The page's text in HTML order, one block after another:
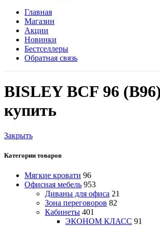
Главная
Магазин
Акции
Новинки
Бестселлеры
Обратная связь
BISLEY BCF 96
купить
Закрыть
Категории товаров
Мягкие кровати 96
Офисная мебель 953
Диваны для офиса 21
Зона переговоров 82
Кабинеты 401
ЭКОНОМ КЛАСС 91